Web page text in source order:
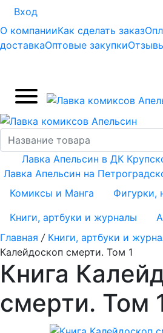
Вход
О компанииКак сделать заказ
доставкаОптовые закупки
Лавка Апельсин в ДК
Лавка Апельсин на
Комиксы и Манга
Фигурки,
Книги, артбуки и журналы
Главная / Книги, артбуки и
Калейдоскоп смерти. Том 1
Книга
смерти. Том